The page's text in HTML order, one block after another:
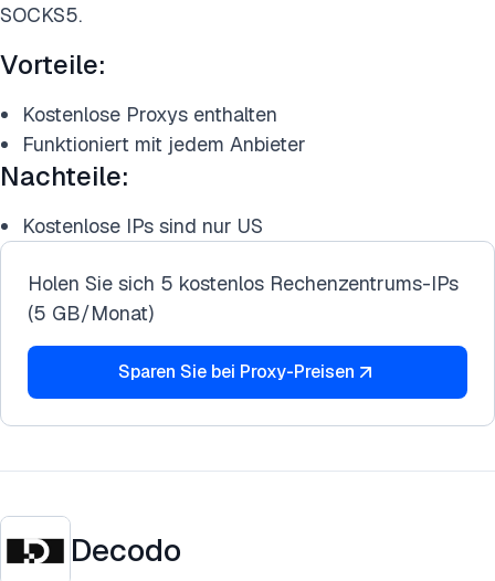
SOCKS5.
Vorteile:
Kostenlose Proxys enthalten
Funktioniert mit jedem Anbieter
Nachteile:
Kostenlose IPs sind nur US
Holen Sie sich 5 kostenlos Rechenzentrums-IPs
(5 GB/Monat)
Sparen Sie bei Proxy-Preisen
Decodo